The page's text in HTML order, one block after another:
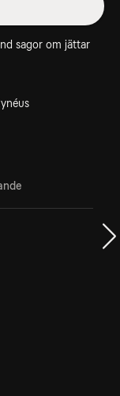
sagor om jättar